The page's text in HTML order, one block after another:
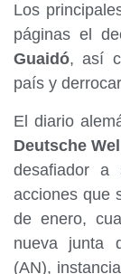
Los
páginas el
Guaidó, así
país y
El diario
Deutsche
desafiador
acciones que
de enero,
nueva junta
(AN),